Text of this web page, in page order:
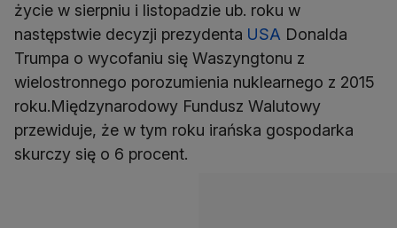
życie w sierpniu i listopadzie ub. roku w
następstwie decyzji prezydenta USA Donalda
Trumpa o wycofaniu się Waszyngtonu z
wielostronnego porozumienia nuklearnego z 2015
roku.Międzynarodowy Fundusz Walutowy
przewiduje, że w tym roku irańska gospodarka
skurczy się o 6 procent.